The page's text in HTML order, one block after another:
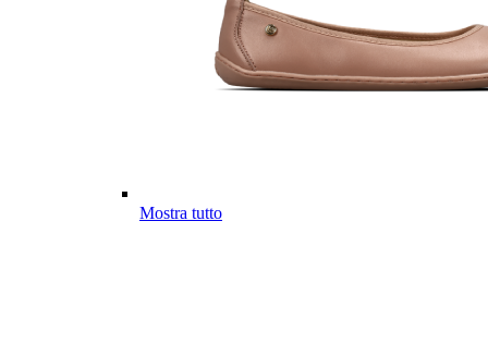
Mostra tutto